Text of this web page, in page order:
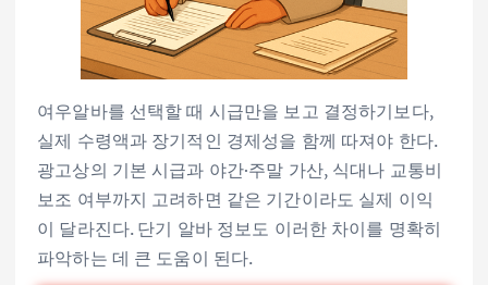
여우알바를 선택할 때 시급만을 보고 결정하기보다,
실제 수령액과 장기적인 경제성을 함께 따져야 한다.
광고상의 기본 시급과 야간·주말 가산, 식대나 교통비
보조 여부까지 고려하면 같은 기간이라도 실제 이익
이 달라진다. 단기 알바 정보도 이러한 차이를 명확히
파악하는 데 큰 도움이 된다.